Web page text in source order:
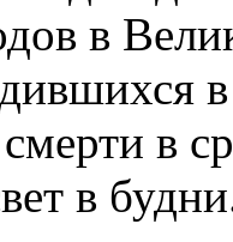
в
в
в